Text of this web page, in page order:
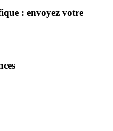
: envoyez votre